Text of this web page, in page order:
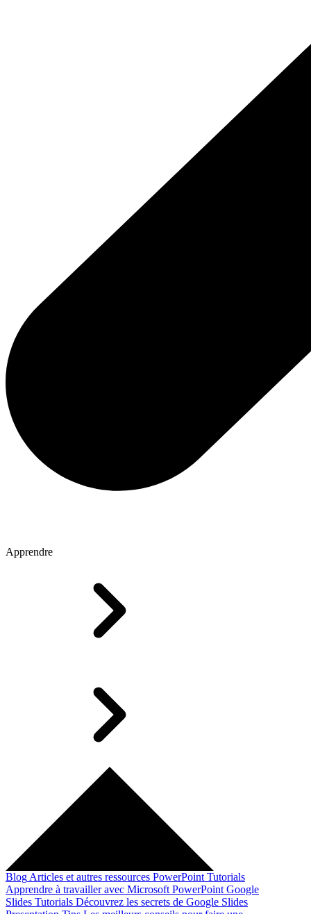
Apprendre
Blog Articles et autres ressources PowerPoint Tutorials
Apprendre à travailler avec Microsoft PowerPoint Google
Slides Tutorials Découvrez les secrets de Google Slides